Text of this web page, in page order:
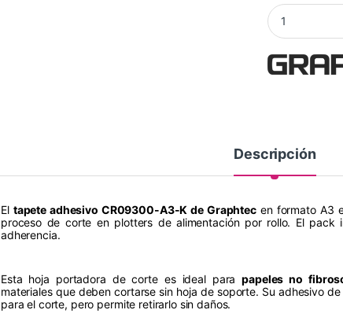
Tapete
Descripción
El tapete adhesivo CR09300-A3-K de Graphtecen formato A3
proceso de corte en plotters de alimentación por rollo. El
adherencia.
Esta hoja portadora de corte es ideal parapapeles no
materiales que deben cortarse sin hoja de soporte. Su adhesivo
para el corte, pero permite retirarlo sin daños.